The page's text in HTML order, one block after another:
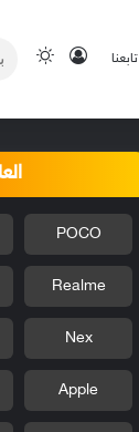
تابعنا تسجيل
POCO
Realme
Nex
Apple